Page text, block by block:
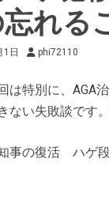
れる
1日 phi72110
は特別に、AGA
ない失敗談です